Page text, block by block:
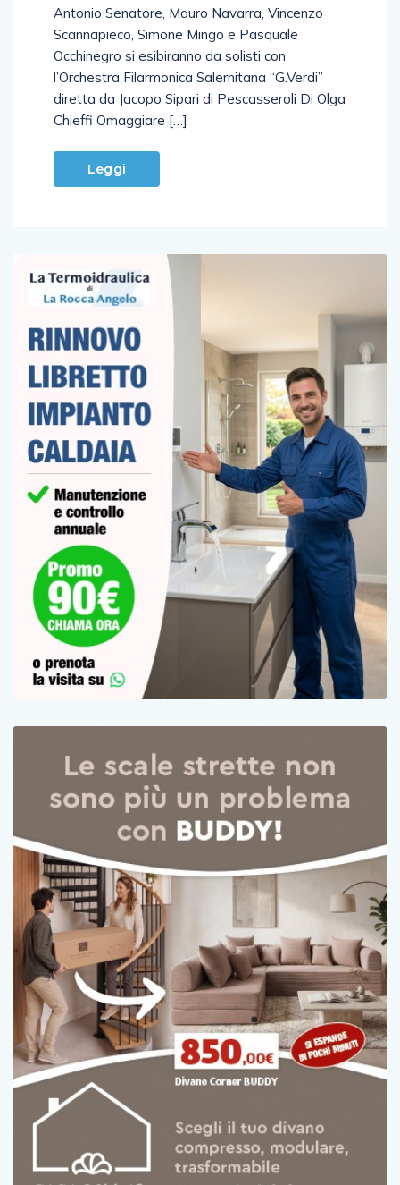
alle ore 19 dopo la messa celebrativa. I flautisti
Antonio Senatore, Mauro Navarra, Vincenzo
Scannapieco, Simone Mingo e Pasquale
Occhinegro si esibiranno da solisti con
l’Orchestra Filarmonica Salernitana “G.Verdi”
diretta da Jacopo Sipari di Pescasseroli Di Olga
Leggi